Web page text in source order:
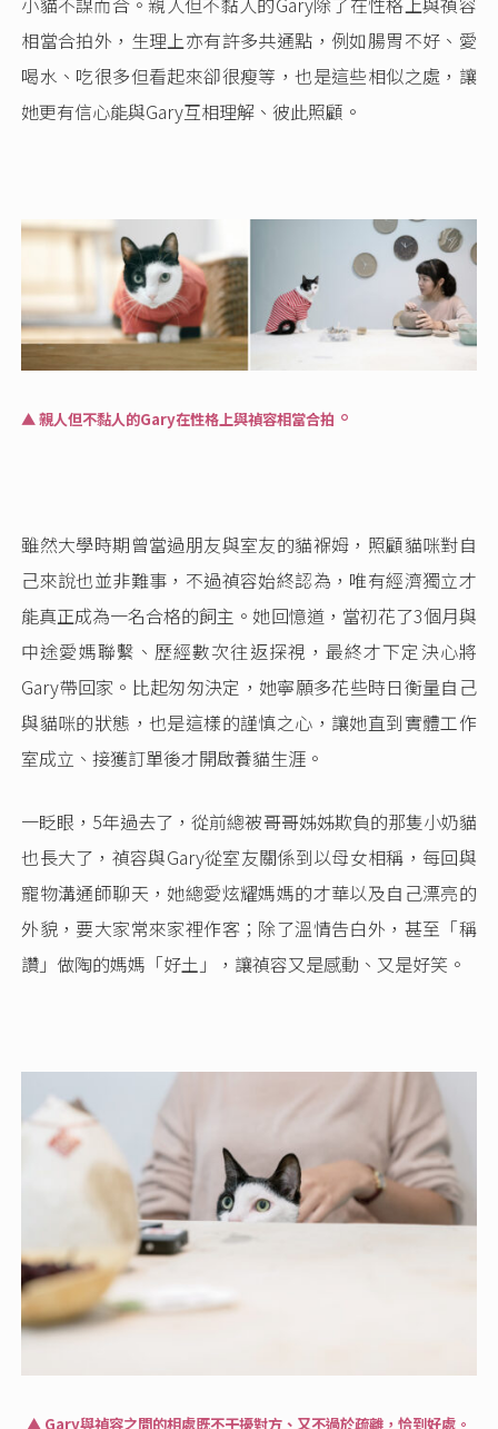
相當合拍外，生理上亦有許多共通點，例如腸胃不好、愛
喝水、吃很多但看起來卻很瘦等，也是這些相似之處，讓
她更有信心能與Gary互相理解、彼此照顧。
▲ 親人但不黏人的Gary在性格上與禎容相當合拍 。
雖然大學時期曾當過朋友與室友的貓褓姆，照顧貓咪對自
己來說也並非難事，不過禎容始終認為，唯有經濟獨立才
能真正成為一名合格的飼主。她回憶道，當初花了3個月與
中途愛媽聯繫、歷經數次往返探視，最終才下定決心將
Gary帶回家。比起匆匆決定，她寧願多花些時日衡量自己
與貓咪的狀態，也是這樣的謹慎之心，讓她直到實體工作
室成立、接獲訂單後才開啟養貓生涯。
一眨眼，5年過去了，從前總被哥哥姊姊欺負的那隻小奶貓
也長大了，禎容與Gary從室友關係到以母女相稱，每回與
寵物溝通師聊天，她總愛炫耀媽媽的才華以及自己漂亮的
外貌，要大家常來家裡作客；除了溫情告白外，甚至「稱
讚」做陶的媽媽「好土」，讓禎容又是感動、又是好笑。
▲ Gary與禎容之間的相處既不干擾對方、又不過於疏離，恰到好處。